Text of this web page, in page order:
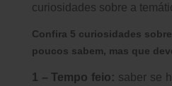
curiosidades sobre a
Confira 5 curiosidades
poucos sabem, mas que
1 – Tempo feio: saber se